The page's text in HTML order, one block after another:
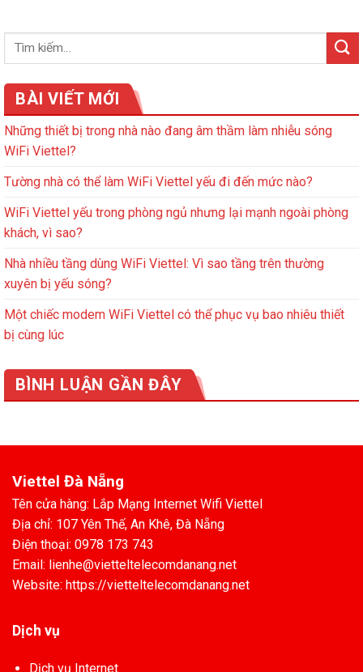
BÀI VIẾT MỚI
Những thiết bị trong nhà nào đang âm thầm làm nhiễu sóng
WiFi Viettel?
Tường nhà có thể làm WiFi Viettel yếu đi đến mức nào?
WiFi Viettel yếu trong phòng ngủ nhưng lại mạnh ngoài phòng
khách, vì sao?
Nhà nhiều tầng dùng WiFi Viettel: Vì sao tầng trên thường
xuyên bị yếu sóng?
Một chiếc modem WiFi Viettel có thể phục vụ bao nhiêu thiết
bị cùng lúc
BÌNH LUẬN GẦN ĐÂY
Viettel Đà Nẵng
Tên cửa hàng: Lắp Mạng Internet Wifi Viettel
Địa chỉ: 107 Yên Thế, An Khê, Đà Nẵng
Điện thoại: 0978 173 743
Email: lienhe@vietteltelecomdanang.net
Website: https://vietteltelecomdanang.net
Dịch vụ
Dịch vụ Internet